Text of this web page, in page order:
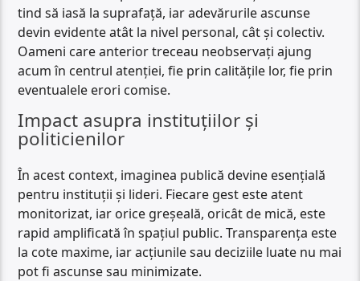
tind să iasă la suprafață, iar adevărurile ascunse
devin evidente atât la nivel personal, cât și colectiv.
Oameni care anterior treceau neobservați ajung
acum în centrul atenției, fie prin calitățile lor, fie prin
eventualele erori comise.
Impact asupra instituțiilor și
politicienilor
În acest context, imaginea publică devine esențială
pentru instituții și lideri. Fiecare gest este atent
monitorizat, iar orice greșeală, oricât de mică, este
rapid amplificată în spațiul public. Transparența este
la cote maxime, iar acțiunile sau deciziile luate nu mai
pot fi ascunse sau minimizate.